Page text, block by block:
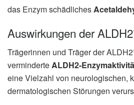
das Enzym schädliches
Auswirkungen der
Trägerinnen und Träger der
verminderteALDH2-
eine Vielzahl von neurologischen,
dermatologischen Störungen